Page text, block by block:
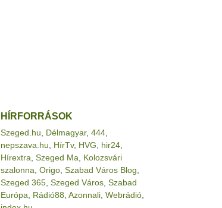
HÍRFORRÁSOK
Szeged.hu Délmagyar, 444
nepszava.hu
HírTv, HVG hir24
Hírextra Szeged Ma
Kolozsvári
szalonna Origo Szabad Város Blog
Szeged 365 Szeged Város Szabad
Európa
Rádió88 Azonnali Webrádió